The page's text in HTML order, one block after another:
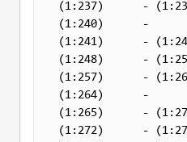
(1:237)      -
(1:240)
(1:241)      -
(1:248)
(1:257)      -
(1:264)
(1:265)      -
(1:272)